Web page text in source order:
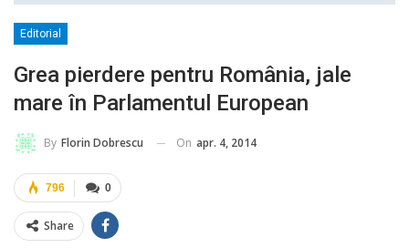
Editorial
Grea pierdere pentru România, jale
mare în Parlamentul European
By Florin Dobrescu On apr. 4, 2014
0
796
Share